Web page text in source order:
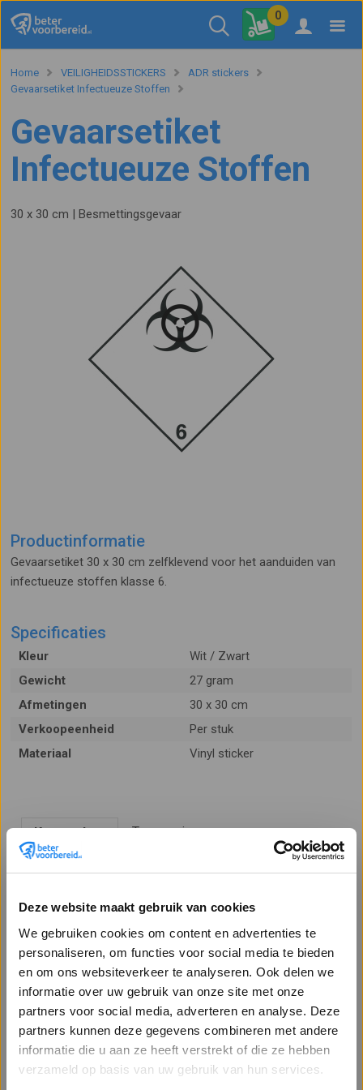
Deze website maakt gebruik van cookies
We gebruiken cookies om content en advertenties te
personaliseren, om functies voor social media te bieden
en om ons websiteverkeer te analyseren. Ook delen we
informatie over uw gebruik van onze site met onze
partners voor social media, adverteren en analyse. Deze
partners kunnen deze gegevens combineren met andere
informatie die u aan ze heeft verstrekt of die ze hebben
verzameld op basis van uw gebruik van hun services.
0
Home VEILIGHEIDSSTICKERS
ADR stickers
Gevaarsetiket Infectueuze Stoffen
Gevaarsetiket
Infectueuze Stoffen
30 x 30 cm | Besmettingsgevaar
Productinformatie
Gevaarsetiket 30 x 30 cm zelfklevend voor het aanduiden van
infectueuze stoffen klasse 6.
Specificaties
Kleur
Wit / Zwart
Gewicht
27 gram
Afmetingen
30 x 30 cm
Verkoopeenheid
Per stuk
Materiaal
Vinyl sticker
Kenmerken Toepassing
Gevaarsetiket ADR
Besmettelijke Stoffen
Het gevaarsetiket ADR besmettelijke stoffen is een witte
gevarensticker met zwarte kaderrand. Bovenin de sticker is in
zwart het biohazard teken afgebeeld. Onderin staat het cijfer 6,
deze gevarenklasse wordt gebruikt voor giftige en infectueuze
stoffen.
Welkom op Betervoorbereid.nl!
Bent u een zakelijke of particuliere klant?